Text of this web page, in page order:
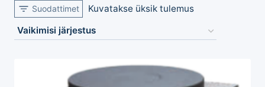
Suodattimet Kuvatakse üksik tulemus